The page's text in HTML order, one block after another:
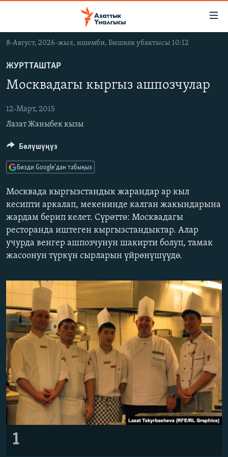
Навигацияга
өтүңүз
салыңызКЫРГЫЗСТАН
САЯСАТ
ЭКОНОМИКА
МАДАНИЯТ
ДҮЙНӨ
ДҮЙНӨ
БОРБОР АЗИЯ
УКРАИНА
АТАЙЫН ИЛИКТӨӨ
ТВ ПРОГРАММАЛАР
БҮГҮН АЗАТТЫКТА
БИЗ ЖАНА ДҮЙНӨ
ДАНИСТЕ
АЗАТТЫК+
ПОДКАСТ
Русский
ОНЛАЙН ШЕРИНЕ
ЭЕ/АРнун бардык сайттары
8-Август, 2026-жыл, ишемби, Бишкек убактысы 10:12
ЖУРТТАШТАР
Москвадагы кыргыз ашпозчулар
12-Март, 2015
Лазат Жаныбек кызы
Москвада кыргызстандык жарандар ар кыл
кесипти аркалап, мекенинде калган жакындарына
жардам берип келет. Сүрөттө: Москвадагы
ресторанда иштеген кыргызстандыктар. Алар
учурда венгер ашпозчунун шакирти болуп, тамак
жасоонун түркүн сырларын үйрөнүшүүдө.
1
Бөлүшүңүз
Бизди Google'дан табыңыз